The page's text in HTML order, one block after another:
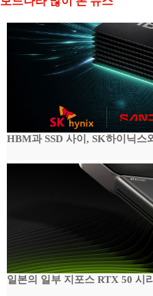
HBM과 SSD 사이, SK하이닉스
일본의 일부 지포스 RTX 50 시